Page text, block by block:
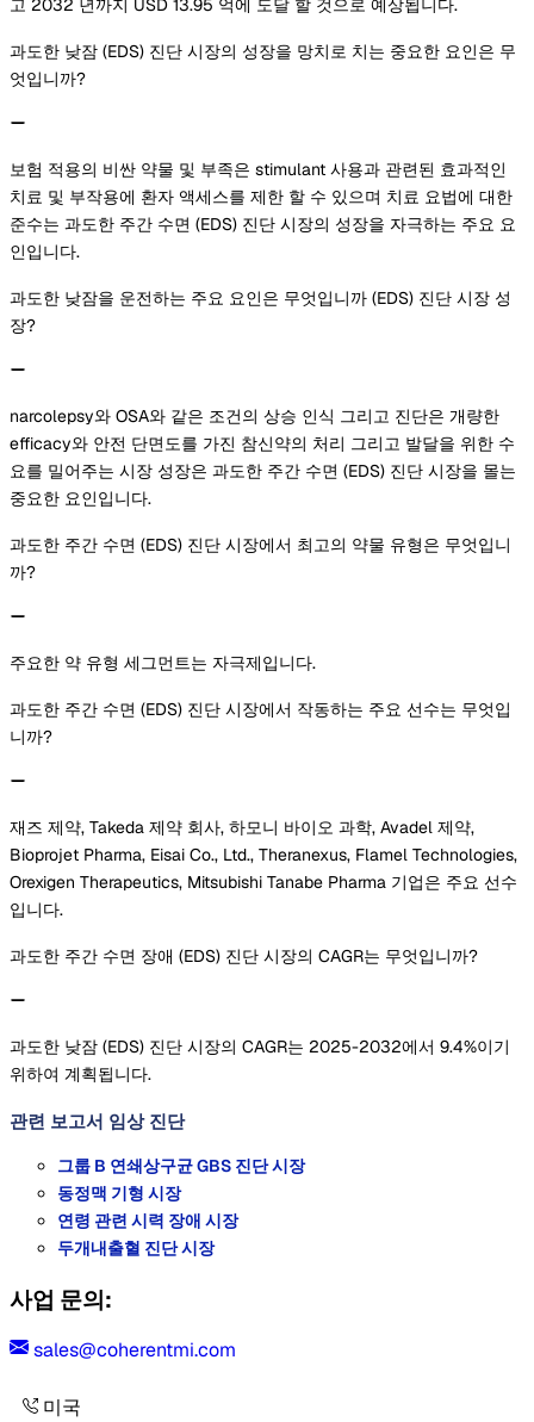
고 2032 년까지 USD 13.95 억에 도달 할 것으로 예상됩니다.
과도한 낮잠 (EDS) 진단 시장의 성장을 망치로 치는 중요한 요인은 무
엇입니까?
보험 적용의 비싼 약물 및 부족은 stimulant 사용과 관련된 효과적인
치료 및 부작용에 환자 액세스를 제한 할 수 있으며 치료 요법에 대한
준수는 과도한 주간 수면 (EDS) 진단 시장의 성장을 자극하는 주요 요
인입니다.
과도한 낮잠을 운전하는 주요 요인은 무엇입니까 (EDS) 진단 시장 성
장?
narcolepsy와 OSA와 같은 조건의 상승 인식 그리고 진단은 개량한
efficacy와 안전 단면도를 가진 참신약의 처리 그리고 발달을 위한 수
요를 밀어주는 시장 성장은 과도한 주간 수면 (EDS) 진단 시장을 몰는
중요한 요인입니다.
과도한 주간 수면 (EDS) 진단 시장에서 최고의 약물 유형은 무엇입니
까?
주요한 약 유형 세그먼트는 자극제입니다.
과도한 주간 수면 (EDS) 진단 시장에서 작동하는 주요 선수는 무엇입
니까?
재즈 제약, Takeda 제약 회사, 하모니 바이오 과학, Avadel 제약,
Bioprojet Pharma, Eisai Co., Ltd., Theranexus, Flamel Technologies,
Orexigen Therapeutics, Mitsubishi Tanabe Pharma 기업은 주요 선수
입니다.
과도한 주간 수면 장애 (EDS) 진단 시장의 CAGR는 무엇입니까?
과도한 낮잠 (EDS) 진단 시장의 CAGR는 2025-2032에서 9.4%이기
위하여 계획됩니다.
관련 보고서 임상 진단
그룹 B 연쇄상구균 GBS 진단 시장
동정맥 기형 시장
연령 관련 시력 장애 시장
두개내출혈 진단 시장
사업 문의:
sales@coherentmi.com
미국